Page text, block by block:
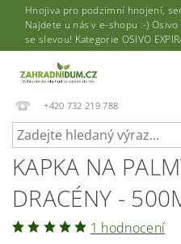
Hnojiva pro podzimní hnojení,
Najdete u nás v e-shopu :-)
se slevou! Kategorie OSIVO
+420 732 219 788
KAPKA NA
DRACÉNY -
1 hodnocení